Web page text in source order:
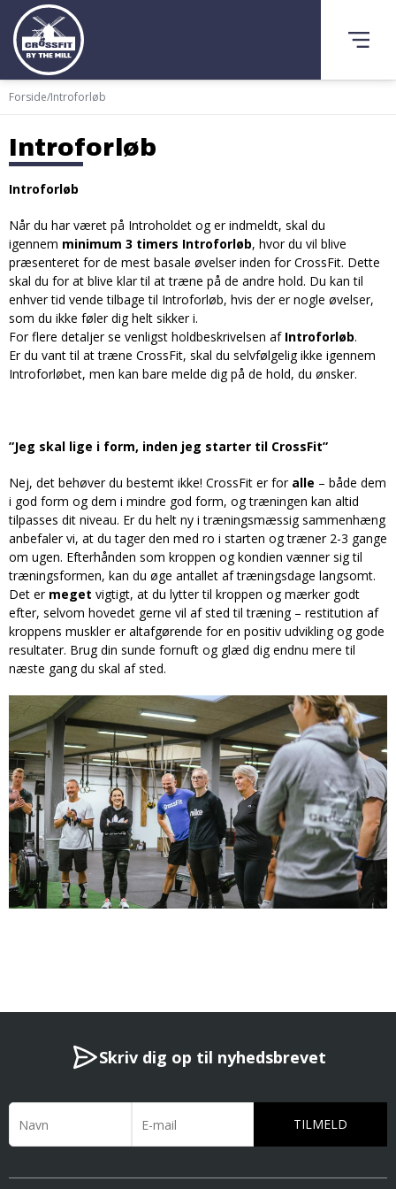
Forside/Introforløb
Introforløb
Introforløb
Når du har været på Introholdet og er indmeldt, skal du
igennem minimum 3 timers Introforløb, hvor du vil blive
præsenteret for de mest basale øvelser inden for CrossFit. Dette
skal du for at blive klar til at træne på de andre hold. Du kan til
enhver tid vende tilbage til Introforløb, hvis der er nogle øvelser,
som du ikke føler dig helt sikker i.
For flere detaljer se venligst holdbeskrivelsen af Introforløb.
Er du vant til at træne CrossFit, skal du selvfølgelig ikke igennem
Introforløbet, men kan bare melde dig på de hold, du ønsker.
”Jeg skal lige i form, inden jeg starter til CrossFit”
Nej, det behøver du bestemt ikke! CrossFit er for alle – både dem
i god form og dem i mindre god form, og træningen kan altid
tilpasses dit niveau. Er du helt ny i træningsmæssig sammenhæng
anbefaler vi, at du tager den med ro i starten og træner 2-3 gange
om ugen. Efterhånden som kroppen og kondien vænner sig til
træningsformen, kan du øge antallet af træningsdage langsomt.
Det er meget vigtigt, at du lytter til kroppen og mærker godt
efter, selvom hovedet gerne vil af sted til træning – restitution af
kroppens muskler er altafgørende for en positiv udvikling og gode
resultater. Brug din sunde fornuft og glæd dig endnu mere til
næste gang du skal af sted.
Skriv dig op til nyhedsbrevet
TILMELD